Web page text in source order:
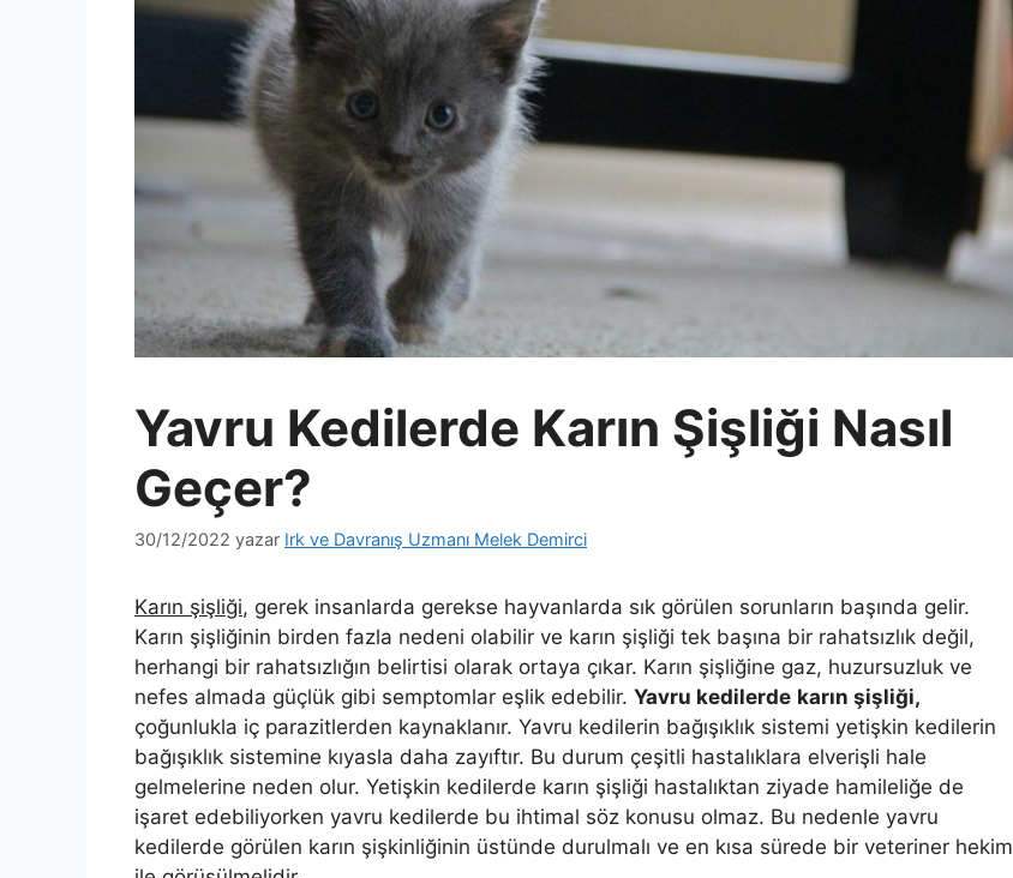
Yavru Kedilerde Karın Şişliği Nasıl
Geçer?
30/12/2022 yazar Irk ve Davranış Uzmanı Melek Demirci
Karın şişliği, gerek insanlarda gerekse hayvanlarda sık görülen sorunların başında gelir.
Karın şişliğinin birden fazla nedeni olabilir ve karın şişliği tek başına bir rahatsızlık değil,
herhangi bir rahatsızlığın belirtisi olarak ortaya çıkar. Karın şişliğine gaz, huzursuzluk ve
nefes almada güçlük gibi semptomlar eşlik edebilir. Yavru kedilerde karın şişliği,
çoğunlukla iç parazitlerden kaynaklanır. Yavru kedilerin bağışıklık sistemi yetişkin kedilerin
bağışıklık sistemine kıyasla daha zayıftır. Bu durum çeşitli hastalıklara elverişli hale
gelmelerine neden olur. Yetişkin kedilerde karın şişliği hastalıktan ziyade hamileliğe de
işaret edebiliyorken yavru kedilerde bu ihtimal söz konusu olmaz. Bu nedenle yavru
kedilerde görülen karın şişkinliğinin üstünde durulmalı ve en kısa sürede bir veteriner hekim